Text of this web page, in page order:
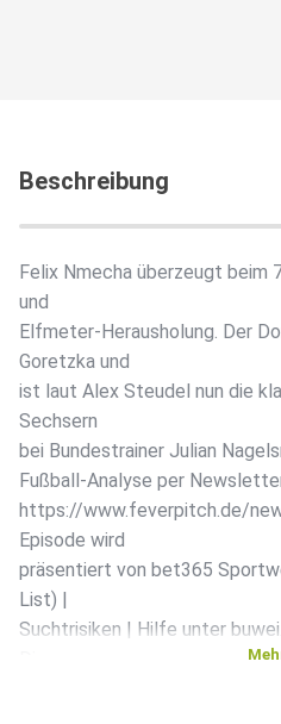
Beschreibung
Felix Nmecha überzeugt beim
und
Elfmeter-Herausholung. Der
Goretzka und
ist laut Alex Steudel nun die
Sechsern
bei Bundestrainer Julian
Fußball-Analyse per
https://www.feverpitch.de/
Episode wird
präsentiert von bet365
List) |
Suchtrisiken | Hilfe unter